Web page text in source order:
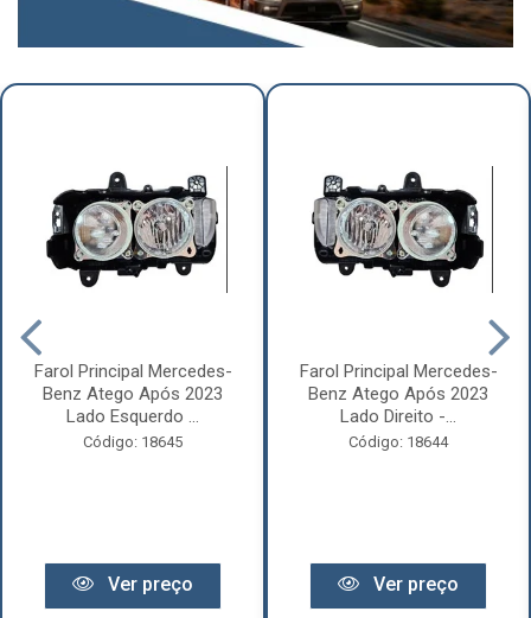
Farol Principal Mercedes-
Benz Atego Após 2023
Lado Esquerdo ...
Código: 18645
Ver preço
Farol Principal Mercedes-
Benz Atego Após 2023
Lado Direito -...
Código: 18644
Ver preço